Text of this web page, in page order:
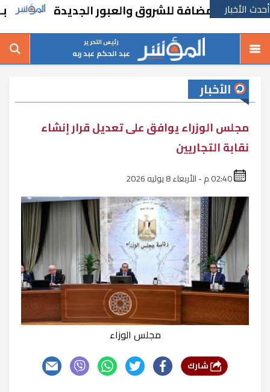
أحدث الأخبارالمضافة للشروق والعبور الجديدة بـ167 مليون جنيه.. “دايس” تطرح أرض للبيع
رئيس التحرير
عبد الحكم عبد ربه
الأخبار
مجلس الوزراء يوافق على تعديل قرار إنشاء
نقابة التجاريين
مجلس الوزاء